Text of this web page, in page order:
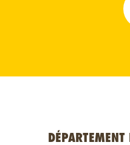
DÉPARTEMENT